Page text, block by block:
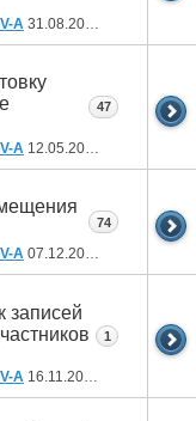
A 31.08.2024
A 12.05.2024
47
A 07.12.2023
74
записей
A 16.11.2023
1